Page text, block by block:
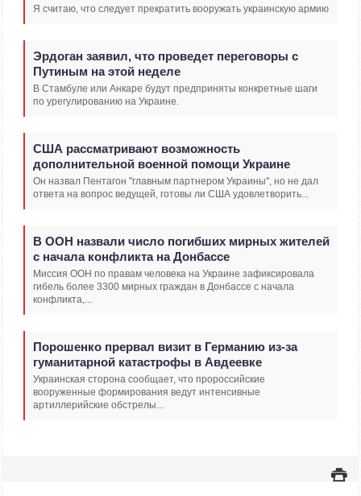
Я считаю, что следует прекратить вооружать украинскую армию
Эрдоган заявил, что проведет переговоры с
Путиным на этой неделе
В Стамбуле или Анкаре будут предприняты конкретные шаги
по урегулированию на Украине.
США рассматривают возможность
дополнительной военной помощи Украине
Он назвал Пентагон "главным партнером Украины", но не дал
ответа на вопрос ведущей, готовы ли США удовлетворить...
В ООН назвали число погибших мирных жителей
с начала конфликта на Донбассе
Миссия ООН по правам человека на Украине зафиксировала
гибель более 3300 мирных граждан в Донбассе с начала
конфликта,...
Порошенко прервал визит в Германию из-за
гуманитарной катастрофы в Авдеевке
Украинская сторона сообщает, что пророссийские
вооруженные формирования ведут интенсивные
артиллерийские обстрелы...